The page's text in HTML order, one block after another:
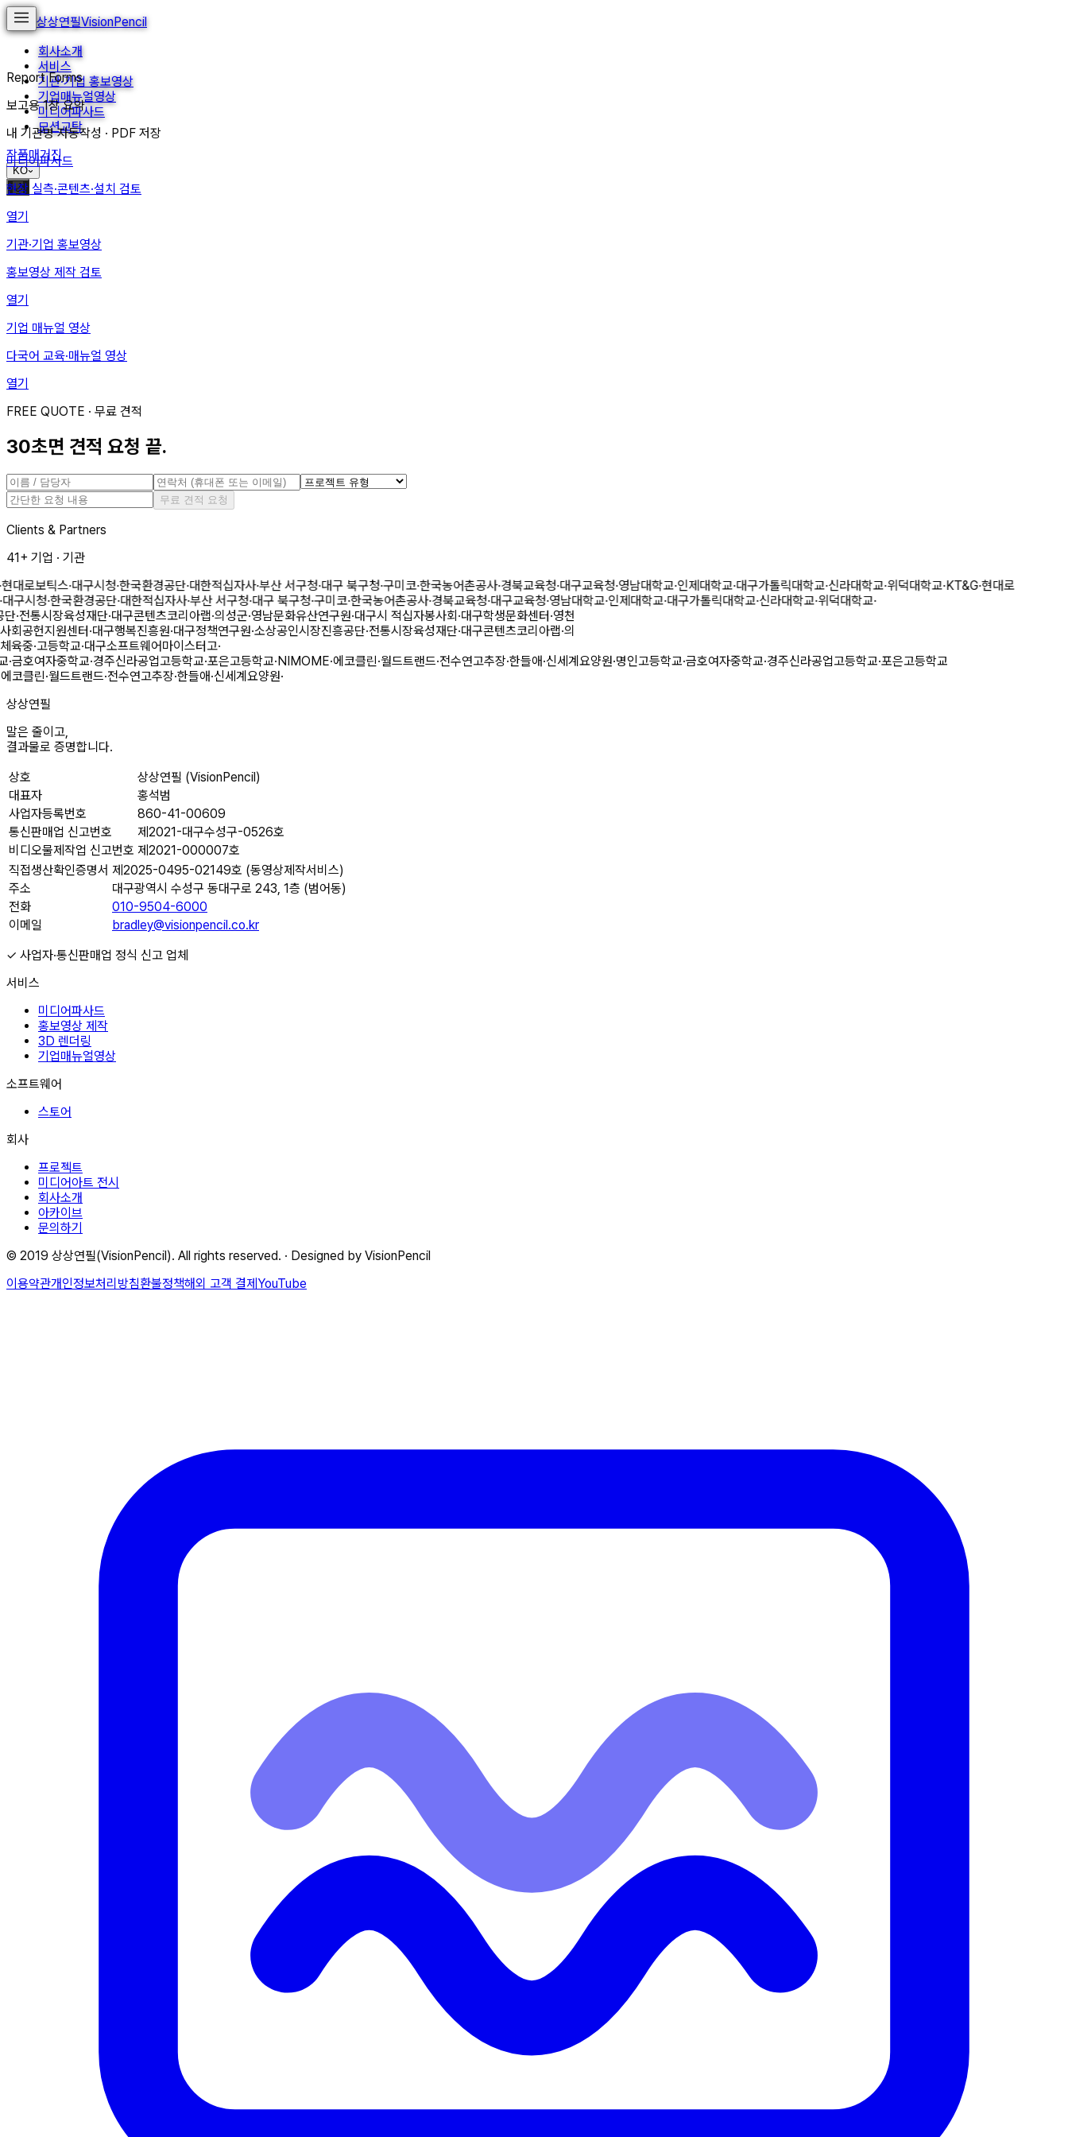
상상연필VisionPencil
회사소개
서비스
기관·기업 홍보영상
기업매뉴얼영상
미디어파사드
모션교탁
작품매거진
KO
🌙
Report Forms
보고용 1장 요약
내 기관명 자동작성 · PDF 저장
미디어파사드
현장 실측·콘텐츠·설치 검토
열기
기관·기업 홍보영상
홍보영상 제작 검토
열기
기업 매뉴얼 영상
다국어 교육·매뉴얼 영상
열기
FREE QUOTE · 무료 견적
30초면 견적 요청 끝.
무료 견적 요청
Clients & Partners
41+ 기업 · 기관
대로보틱스·대구시청·한국환경공단·대한적십자사·부산 서구청·대구 북구청·구미코·한국농어촌공사·경북교육청·대구교육청·영남대학교·인제대학교·대구가톨릭대학교·신라대학교·위덕대학교·KT&G·현대로
구시청·한국환경공단·대한적십자사·부산 서구청·대구 북구청·구미코·한국농어촌공사·경북교육청·대구교육청·영남대학교·인제대학교·대구가톨릭대학교·신라대학교·위덕대학교·
단·전통시장육성재단·대구콘텐츠코리아랩·의성군·영남문화유산연구원·대구시 적십자봉사회·대구학생문화센터·영천
사회공헌지원센터·대구행복진흥원·대구정책연구원·소상공인시장진흥공단·전통시장육성재단·대구콘텐츠코리아랩·의
체육중·고등학교·대구소프트웨어마이스터고
금호여자중학교·경주신라공업고등학교·포은고등학교·NIMOME·에코클린·월드트랜드·전수연고추장·한들애·신세계요양원·명인고등학교·금호여자중학교·경주신라공업고등학교·포은고등학교
클린·월드트랜드·전수연고추장·한들애·신세계요양원·
상상연필
말은 줄이고,
결과물로 증명합니다.
상호
상상연필 (VisionPencil)
대표자
홍석범
사업자등록번호
860-41-00609
통신판매업 신고번호
제2021-대구수성구-0526호
비디오물제작업 신고번호 제2021-000007호
직접생산확인증명서 제2025-0495-02149호 (동영상제작서비스)
주소
대구광역시 수성구 동대구로 243, 1층 (범어동)
전화
010-9504-6000
이메일
bradley@visionpencil.co.kr
✓ 사업자·통신판매업 정식 신고 업체
서비스
미디어파사드
홍보영상 제작
3D 렌더링
기업매뉴얼영상
소프트웨어
스토어
회사
프로젝트
미디어아트 전시
회사소개
아카이브
문의하기
© 2019 상상연필(VisionPencil). All rights reserved. · Designed by VisionPencil
이용약관개인정보처리방침환불정책해외 고객 결제YouTube